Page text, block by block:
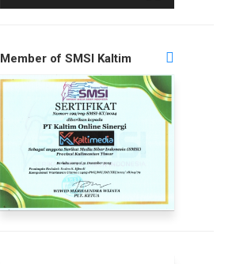
Member of SMSI Kaltim